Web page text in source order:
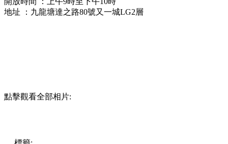
地址 ：九龍塘達之路80號又一城LG2層
點擊觀看全部相片: